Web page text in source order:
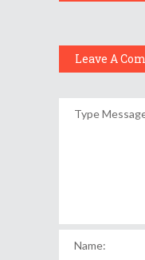
Leave A